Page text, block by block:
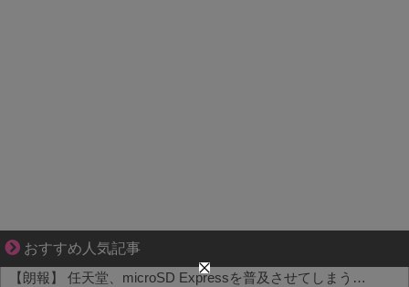
おすすめ人気記事
平穏が少しずつ壊れていく家族の物語。
【朗報】 任天堂、microSD Expressを普及させてしまう…